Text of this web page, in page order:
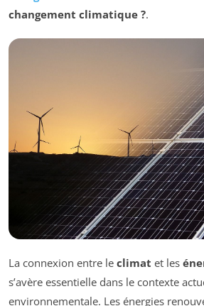
changement climatique ?.
La connexion entre le climat et les
s’avère essentielle dans le contexte
environnementale. Les énergies